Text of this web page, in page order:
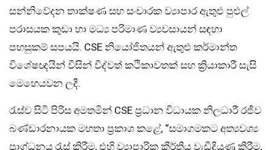
සන්නිවේදන තාක්ෂණ සහ සංචාරක ව්‍යාපාර ඇතුළු පුළුල්
පරාසයක කුඩා හා මධ්‍ය පරිමාණ ව්‍යවසායන් සඳහා
පහසුකම් සපයයි. CSE නියෝජිතයන් ඇතුළු කර්මාන්ත
විශේෂඥයින් විසින් විද්වත් කථිකාවතක් සහ ක්‍රියාකාරී සැසි
මෙහෙයවන ලදී.
රැස්ව සිටි පිරිස අමතමින් CSE ප්‍රධාන විධායක නිලධාරී රජීව
බණ්ඩාරනායක මහතා ප්‍රකාශ කළේ, “සමාගමකට අත්‍යවශ්‍ය
ප්‍රාග්ධනය රැස් කිරීම, එහි ව්‍යාපාරික කීර්තිය වැඩිදියුණු කිරීම,